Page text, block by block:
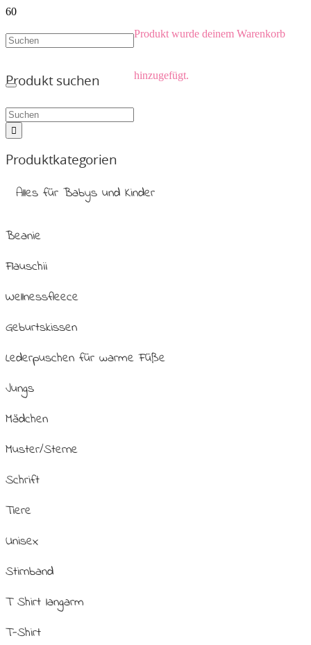
Produkt wurde deinem Warenkorb
hinzugefügt.
Produkt suchen
Produktkategorien
Alles für Babys und Kinder
Beanie
Flauschii
Wellnessfleece
Geburtskissen
Lederpuschen für warme Füße
Jungs
Mädchen
Muster/Sterne
Schrift
Tiere
Unisex
Stirnband
T Shirt langarm
T-Shirt